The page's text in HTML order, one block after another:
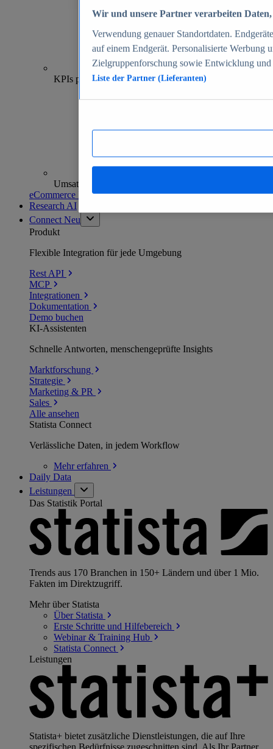
70+
KPIs pro Shop
Umsatzanalysen und -prognosen
eCommerce Insights entdecken
Research AI
Connect Neu
Produkt
Flexible Integration für jede Umgebung
Rest API
MCP
Integrationen
Dokumentation
Demo buchen
KI-Assistenten
Schnelle Antworten, menschengeprüfte Insights
Marktforschung
Strategie
Marketing & PR
Sales
Alle ansehen
Statista Connect
Verlässliche Daten, in jedem Workflow
Mehrerfahren
Daily Data
Leistungen
Das Statistik Portal
Trends aus 170 Branchen in 150+ Ländern und über 1 Mio.
Fakten im Direktzugriff.
Mehr über Statista
Über Statista
Erste Schritte und Hilfebereich
Webinar & Training Hub
Statista Connect
Leistungen
Statista+ bietet zusätzliche Dienstleistungen, die auf Ihre
spezifischen Bedürfnisse zugeschnitten sind. Als Ihr Partner
Wir und unsere Partner verarbeiten
Verwendung genauer Standortdaten.
auf einem Endgerät. Personalisierte Werbung
Zielgruppenforschung sowie Entwicklung
Liste der Partner (Lieferanten)